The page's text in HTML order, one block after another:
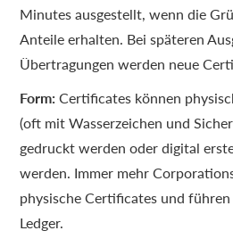
Minutes ausgestellt, wenn die
Anteile erhalten. Bei späteren
Übertragungen werden neue
Form: Certificates können
(oft mit Wasserzeichen und
gedruckt werden oder digital
werden. Immer mehr
physische Certificates und
Ledger.